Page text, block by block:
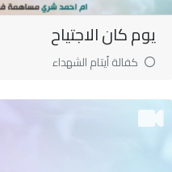
يوم كان الاجتياح
كفالة أيتام الشهداء